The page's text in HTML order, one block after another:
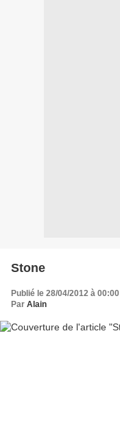
Stone
Publié le 28/04/2012 à 00:00
Par Alain